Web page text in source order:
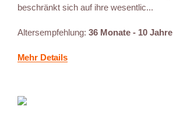
beschränkt sich auf ihre wesentlic...
Altersempfehlung: 36 Monate - 10 Jahre
Mehr Details